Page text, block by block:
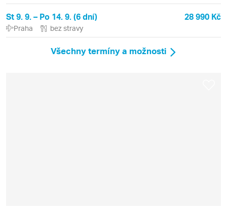
St 9. 9. – Po 14. 9. (6 dní) 28 990 Kč
Praha bez stravy
Všechny termíny a možnosti